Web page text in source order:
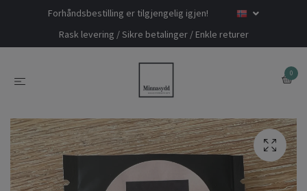
Forhåndsbestilling er tilgjengelig igjen!
Rask levering / Sikre betalinger / Enkle returer
0